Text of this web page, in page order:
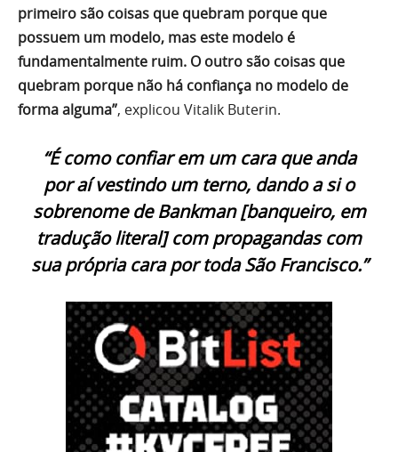
primeiro são coisas que quebram porque que
possuem um modelo, mas este modelo é
fundamentalmente ruim. O outro são coisas que
quebram porque não há confiança no modelo de
forma alguma”, explicou Vitalik Buterin.
“É como confiar em um cara que anda
por aí vestindo um terno, dando a si o
sobrenome de Bankman [banqueiro, em
tradução literal] com propagandas com
sua própria cara por toda São Francisco.”